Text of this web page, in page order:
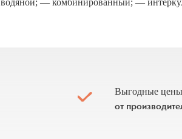
— комбинированный; —
Выгодные цены
от